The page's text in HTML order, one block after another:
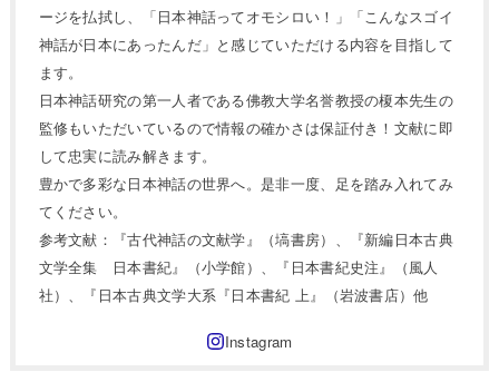
ージを払拭し、「日本神話ってオモシロい！」「こんなスゴイ
神話が日本にあったんだ」と感じていただける内容を目指して
ます。
日本神話研究の第一人者である佛教大学名誉教授の榎本先生の
監修もいただいているので情報の確かさは保証付き！文献に即
して忠実に読み解きます。
豊かで多彩な日本神話の世界へ。是非一度、足を踏み入れてみ
てください。
参考文献：『古代神話の文献学』（塙書房）、『新編日本古典
文学全集 日本書紀』（小学館）、『日本書紀史注』（風人
社）、『日本古典文学大系『日本書紀 上』（岩波書店）他